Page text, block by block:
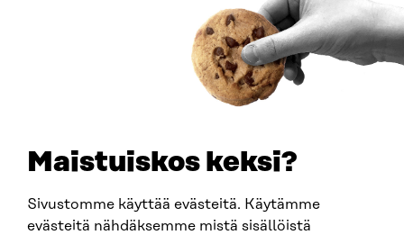
Maistuiskos keksi?
Sivustomme käyttää evästeitä. Käytämme
evästeitä nähdäksemme mistä sisällöistä
SITRA SOSIAALISESSA MEDIASSA